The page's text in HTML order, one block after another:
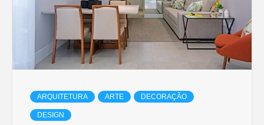
ARQUITETURA ARTE DECORAÇÃO
DESIGN